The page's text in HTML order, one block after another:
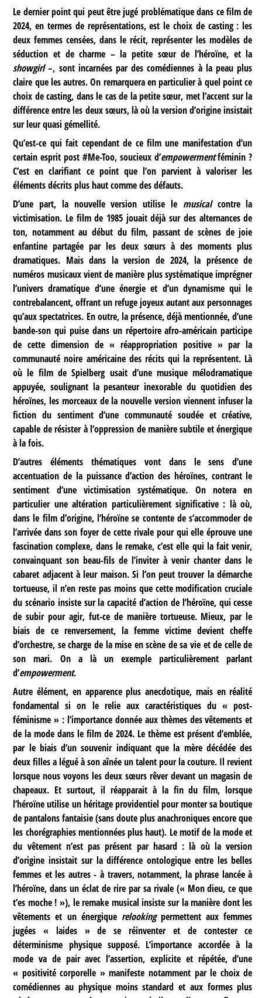
Le dernier point qui peut être jugé problématique dans ce film de
2024, en termes de représentations, est le choix de casting : les
deux femmes censées, dans le récit, représenter les modèles de
séduction et de charme – la petite sœur de l’héroïne, et la
showgirl–, sont incarnées par des comédiennes à la peau plus
claire que les autres. On remarquera en particulier à quel point ce
choix de casting, dans le cas de la petite sœur, met l’accent sur la
différence entre les deux sœurs, là où la version d’origine insistait
sur leur quasi gémellité.
Qu’est-ce qui fait cependant de ce film une manifestation d’un
certain esprit post #Me-Too, soucieux d’empowermentféminin ?
C’est en clarifiant ce point que l’on parvient à valoriser les
éléments décrits plus haut comme des défauts.
D’une part, la nouvelle version utilise le musicalcontre la
victimisation. Le film de 1985 jouait déjà sur des alternances de
ton, notamment au début du film, passant de scènes de joie
enfantine partagée par les deux sœurs à des moments plus
dramatiques. Mais dans la version de 2024, la présence de
numéros musicaux vient de manière plus systématique imprégner
l’univers dramatique d’une énergie et d’un dynamisme qui le
contrebalancent, offrant un refuge joyeux autant aux personnages
qu’aux spectatrices. En outre, la présence, déjà mentionnée, d’une
bande-son qui puise dans un répertoire afro-américain participe
de cette dimension de « réappropriation positive » par la
communauté noire américaine des récits qui la représentent. Là
où le film de Spielberg usait d’une musique mélodramatique
appuyée, soulignant la pesanteur inexorable du quotidien des
héroïnes, les morceaux de la nouvelle version viennent infuser la
fiction du sentiment d’une communauté soudée et créative,
capable de résister à l’oppression de manière subtile et énergique
à la fois.
D’autres éléments thématiques vont dans le sens d’une
accentuation de la puissance d’action des héroïnes, contrant le
sentiment d’une victimisation systématique. On notera en
particulier une altération particulièrement significative : là où,
dans le film d’origine, l’héroïne se contente de s’accommoder de
l’arrivée dans son foyer de cette rivale pour qui elle éprouve une
fascination complexe, dans le remake, c’est elle qui la fait venir,
convainquant son beau-fils de l’inviter à venir chanter dans le
cabaret adjacent à leur maison. Si l’on peut trouver la démarche
tortueuse, il n’en reste pas moins que cette modification cruciale
du scénario insiste sur la capacité d’action de l’héroïne, qui cesse
de subir pour agir, fut-ce de manière tortueuse. Mieux, par le
biais de ce renversement, la femme victime devient cheffe
d’orchestre, se charge de la mise en scène de sa vie et de celle de
son mari. On a là un exemple particulièrement parlant
d’empowerment.
Autre élément, en apparence plus anecdotique, mais en réalité
fondamental si on le relie aux caractéristiques du « post-
féminisme » : l’importance donnée aux thèmes des vêtements et
de la mode dans le film de 2024. Le thème est présent d’emblée,
par le biais d’un souvenir indiquant que la mère décédée des
deux filles a légué à son aînée un talent pour la couture. Il revient
lorsque nous voyons les deux sœurs rêver devant un magasin de
chapeaux. Et surtout, il réapparait à la fin du film, lorsque
l’héroïne utilise un héritage providentiel pour monter sa boutique
de pantalons fantaisie (sans doute plus anachroniques encore que
les chorégraphies mentionnées plus haut). Le motif de la mode et
du vêtement n’est pas présent par hasard : là où la version
d’origine insistait sur la différence ontologique entre les belles
femmes et les autres - à travers, notamment, la phrase lancée à
l’héroïne, dans un éclat de rire par sa rivale (« Mon dieu, ce que
t’es moche ! »), le remake musical insiste sur la manière dont les
vêtements et un énergique relookingpermettent aux femmes
jugées « laides » de se réinventer et de contester ce
déterminisme physique supposé. L’importance accordée à la
mode va de pair avec l’assertion, explicite et répétée, d’une
« positivité corporelle » manifeste notamment par le choix de
comédiennes au physique moins standard et aux formes plus